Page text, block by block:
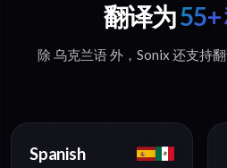
翻译为55+
除 乌克兰语 外，Sonix 还支持
Spanish